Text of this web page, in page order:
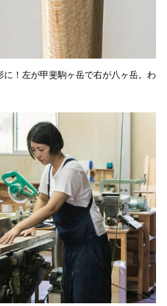
！左が甲斐駒ヶ岳で右が八ヶ岳。わ